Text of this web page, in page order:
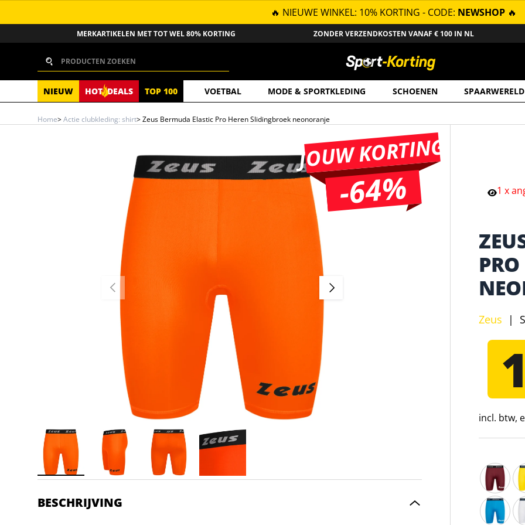
GA NAAR INHOUD
🔥 NIEUWE WINKEL: 10% KORTING - CODE: NEWSHOP 🔥
MERKARTIKELEN MET TOT WEL 80% KORTING ZONDER VERZENDKOSTEN VANAF € 100 IN NL
NIEUW HOT DEALS TOP 100 VOETBAL MODE & SPORTKLEDING SCHOENEN SPAARWERELD
Zoeken
Home>Actie clubkleding: shirt>Zeus Bermuda Elastic Pro Heren Slidingbroek neonoranje
JOUW KORTING
-64%
VORIGE VOLGENDE
BESCHRIJVING
1x
Zeus |
incl. btw,
Zeus